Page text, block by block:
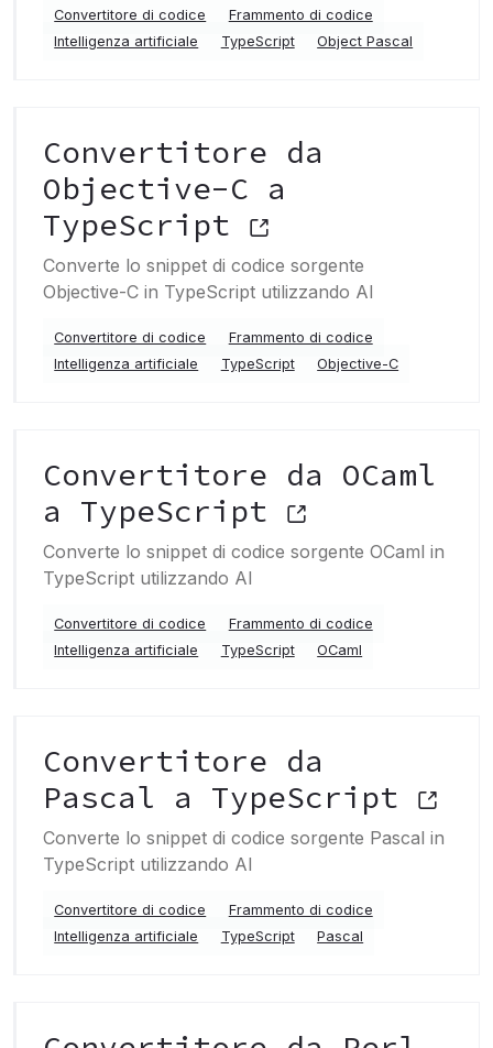
Convertitore di codice
Frammento di codice
Intelligenza artificiale
TypeScript Object Pascal
Convertitore da
Objective-C a
TypeScript
Converte lo snippet di codice sorgente
Objective-C in TypeScript utilizzando AI
Convertitore di codice
Frammento di codice
Intelligenza artificiale
TypeScript Objective-C
Convertitore da OCaml
a TypeScript
Converte lo snippet di codice sorgente OCaml in
TypeScript utilizzando AI
Convertitore di codice
Frammento di codice
Intelligenza artificiale
TypeScript OCaml
Convertitore da
Pascal a TypeScript
Converte lo snippet di codice sorgente Pascal in
TypeScript utilizzando AI
Convertitore di codice
Frammento di codice
Intelligenza artificiale
TypeScript Pascal